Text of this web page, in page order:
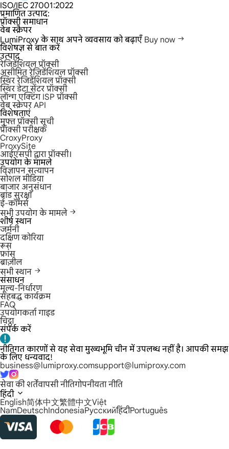
ISO/IEC 27001:2022
प्रमाणित उत्पाद:
प्रॉक्सी समाधान
वेब स्क्रैपर
LumiProxy के साथ अपने व्यवसाय को बढ़ाएँ Buy now
विशेषज्ञ से बात करें
उत्पाद
रेजिडेंशियल प्रॉक्सी
असीमित रेजिडेंशियल प्रॉक्सी
स्थिर रेजिडेंशियल प्रॉक्सी
स्थिर डेटा सेंटर प्रॉक्सी
लॉन्ग एक्टिंग ISP प्रॉक्सी
वेब स्क्रेपर API
विशेषताएं
मुफ्त प्रॉक्सी सूची
प्रॉक्सी परीक्षक
CroxyProxy
ProxySite
आईएसपी द्वारा प्रॉक्सी।
उपयोग के मामले
विज्ञापन सत्यापन
सोशल मीडिया
बाजार अनुसंधान
ब्रांड सुरक्षा
ई-कॉमर्स
सभी उपयोग के मामले
शीर्ष स्थान
जर्मनी
दक्षिण कोरिया
रूस
फ्रांस
ब्राज़ील
सभी स्थान
संसाधन
मूल्य-निर्धारण
सहबद्ध कार्यक्रम
FAQ
उपयोगकर्ता गाइड
चिट्ठा
संपर्क करें
नीतिगत कारणों से यह सेवा मुख्यभूमि चीन में उपलब्ध नहीं है। आपकी समझ
के लिए धन्यवाद!
business@lumiproxy.comsupport@lumiproxy.com
सेवा की शर्तेंवापसी नीतिगोपनीयता नीति
हिंदी
English简体中文繁體中文Việt
NamDeutschIndonesiaРусскийहिंदीPortuguês